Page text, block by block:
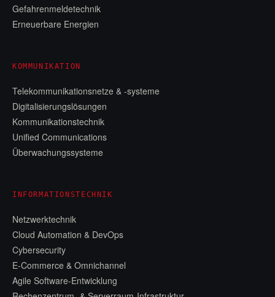
Gefahrenmeldetechnik
Erneuerbare Energien
KOMMUNIKATION
Telekommunikationsnetze & -systeme
Digitalisierungslösungen
Kommunikationstechnik
Unified Communications
Überwachungssysteme
INFORMATIONSTECHNIK
Netzwerktechnik
Cloud Automation & DevOps
Cybersecurity
E-Commerce & Omnichannel
Agile Software-Entwicklung